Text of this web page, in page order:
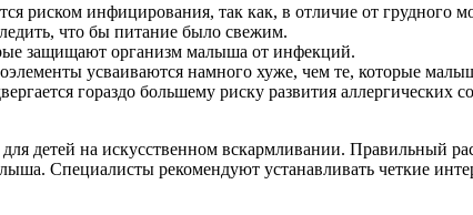
риском инфицирования, так как, в отличие от грудного
что бы питание было свежим.
защищают организм малыша от инфекций.
усваиваются намного хуже, чем те, которые
гораздо большему риску развития
детей на искусственном вскармливании. Правильный
Специалисты рекомендуют устанавливать четкие